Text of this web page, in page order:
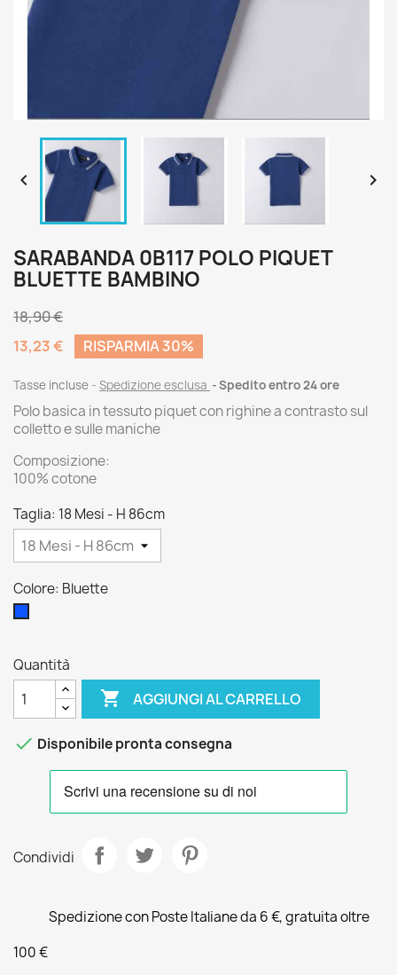
 
SARABANDA 0B117 POLO PIQUET
BLUETTE BAMBINO
18,90 €
13,23 €
RISPARMIA 30%
Tasse incluse Spedizione esclusa Spedito entro 24 ore
Polo basica in tessuto piquet con righine a contrasto sul
colletto e sulle maniche
Composizione:
100% cotone
Taglia: 18 Mesi - H 86cm
Colore: Bluette
Quantità
 AGGIUNGI AL CARRELLO
 Disponibile pronta consegna
Condividi
Spedizione con Poste Italiane da 6 €, gratuita oltre
100 €